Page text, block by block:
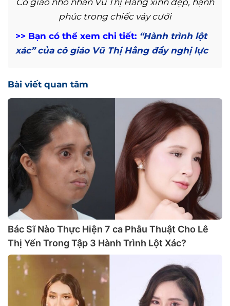
phúc trong chiếc váy cưới
>> Bạn có thể xem chi tiết: “Hành trình lột
xác” của cô giáo Vũ Thị Hằng đầy nghị lực
Bài viết quan tâm
Bác Sĩ Nào Thực Hiện 7 ca Phẫu Thuật Cho Lê
Thị Yến Trong Tập 3 Hành Trình Lột Xác?